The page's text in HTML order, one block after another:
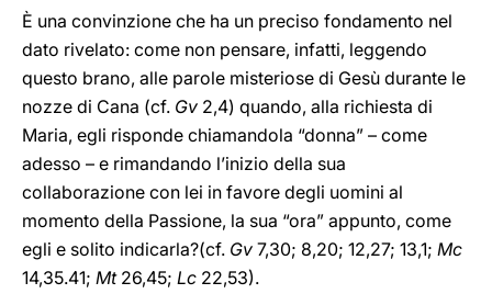
È una convinzione che ha un preciso fondamento nel
dato rivelato: come non pensare, infatti, leggendo
questo brano, alle parole misteriose di Gesù durante le
nozze di Cana (cf. Gv 2,4) quando, alla richiesta di
Maria, egli risponde chiamandola “donna” – come
adesso – e rimandando l’inizio della sua
collaborazione con lei in favore degli uomini al
momento della Passione, la sua “ora” appunto, come
egli e solito indicarla?(cf. Gv 7,30; 8,20; 12,27; 13,1; Mc
14,35.41; Mt26,45; Lc 22,53).